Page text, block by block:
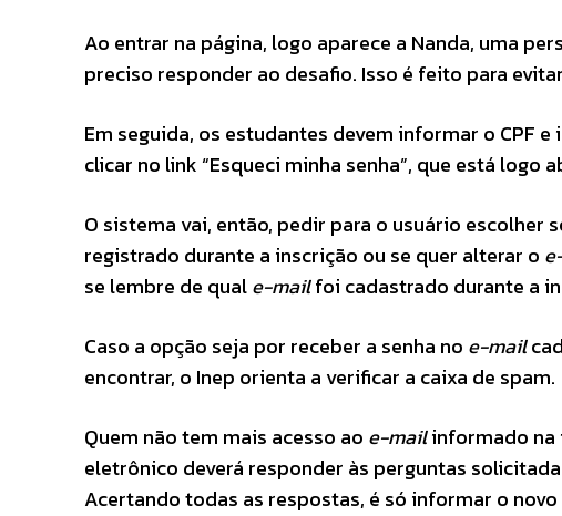
Ao entrar na página, logo aparece a Nanda, uma
preciso responder ao desafio. Isso é feito para
Em seguida, os estudantes devem informar o CPF
clicar no link “Esqueci minha senha”, que está logo
O sistema vai, então, pedir para o usuário escolher
registrado durante a inscrição ou se quer alterar o
se lembre de quale-mailfoi cadastrado durante a
Caso a opção seja por receber a senha no e-mail
encontrar, o Inep orienta a verificar a caixa de spam.
Quem não tem mais acesso ao e-mailinformado na
eletrônico deverá responder às perguntas
Acertando todas as respostas, é só informar o novo